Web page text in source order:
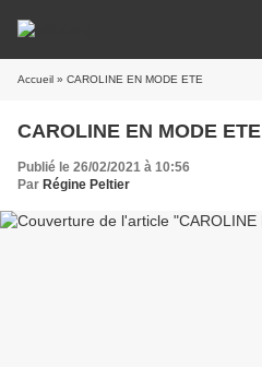
Accueil » CAROLINE EN MODE ETE
CAROLINE EN MODE ETE
Publié le 26/02/2021 à 10:56
Par Régine Peltier